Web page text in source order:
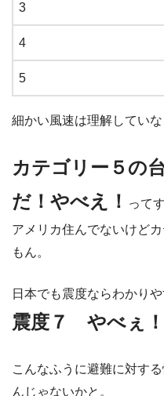
3
4
5
細かい風速は理解していな
カテゴリー５の
だ！やべえ！
って
アメリカ住んでないけど
もん。
日本でも震度ならわかり
震度７ やべぇ！
こんなふうに避難に対す
んじゃないかと。